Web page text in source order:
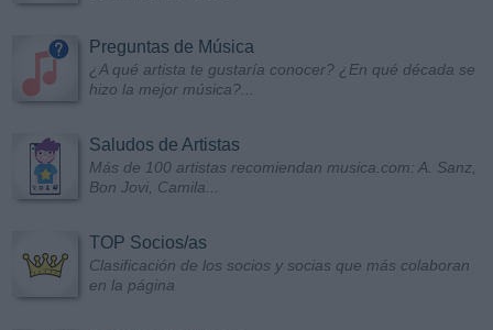
Preguntas de Música
¿A qué artista te gustaría conocer? ¿En qué década se
hizo la mejor música?...
Saludos de Artistas
Más de 100 artistas recomiendan musica.com: A. Sanz,
Bon Jovi, Camila...
TOP Socios/as
Clasificación de los socios y socias que más colaboran
en la página